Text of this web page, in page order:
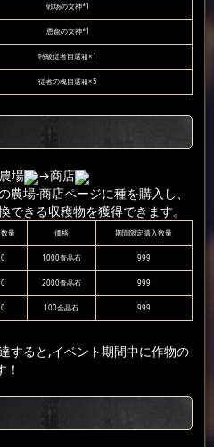
戦场の女神*1
恩寵の女神*1
特級従者自選箱×1
従者の魂自選箱×5
場
→商店
場-商店ページに種を購入し、
きる収穫物を獲得できます。
量 価格 期間限定購入数量
1000青晶石 999
2000青晶石 999
100金晶石 999
すると,イベント期間中に作物の